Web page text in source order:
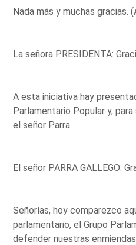
Nada más y muchas gracias.
La señora PRESIDENTA:
A esta iniciativa hay
Parlamentario Popular y,
el señor Parra.
El señor PARRA GALLEGO:
Señorías, hoy comparezco
parlamentario, el Grupo
defender nuestras